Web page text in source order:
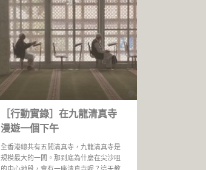
［行動實錄］在九龍清真寺
漫遊一個下午
全香港總共有五間清真寺，九龍清真寺是
規模最大的一間。那到底為什麼在尖沙咀